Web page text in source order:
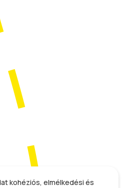
kohéziós, elmélkedési és